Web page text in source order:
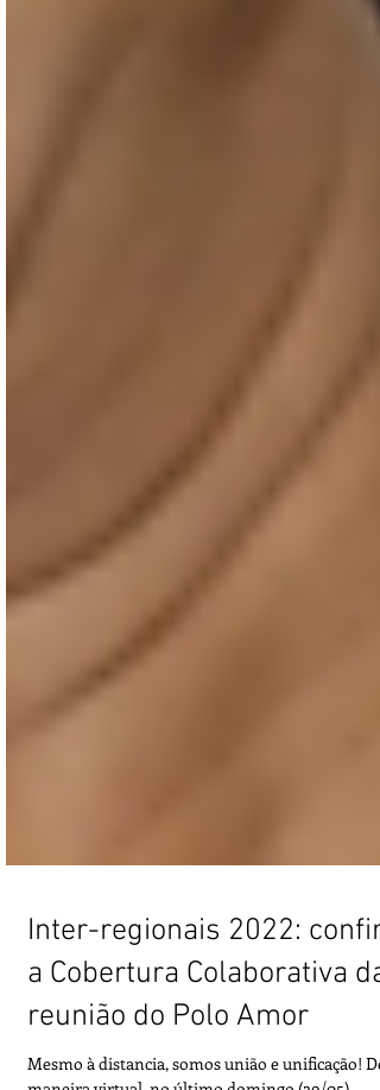
Inter-regionais 2022: confira
a Cobertura Colaborativa da